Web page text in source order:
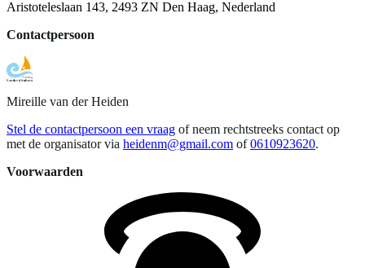
Aristoteleslaan 143, 2493 ZN Den Haag, Nederland
Contactpersoon
Mireille van der Heiden
Stel de contactpersoon een vraag of neem rechtstreeks contact op
met de organisator via heidenm@gmail.com of 0610923620.
Voorwaarden